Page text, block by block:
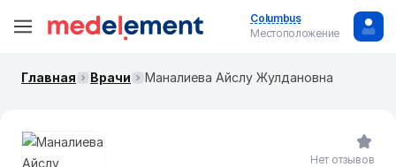
Columbus
Местоположение
Главная Врачи Маналиева Айслу Жулдановна
Нет отзывов